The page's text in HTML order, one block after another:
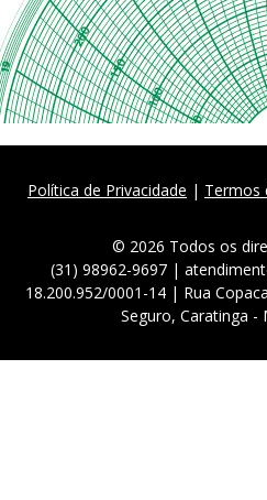
Política de Privacidade | Termos
© 2026 Todos os
(31) 98962-9697 |
18.200.952/0001-14 | Rua
Seguro, Caratinga -